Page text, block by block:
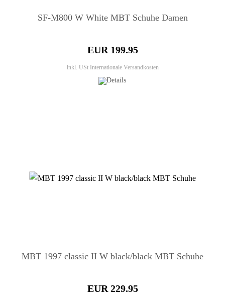
SF-M800 W White MBT Schuhe Damen
EUR 199.95
inkl. USt Internationale Versandkosten
MBT 1997 classic II W black/black MBT Schuhe
EUR 229.95